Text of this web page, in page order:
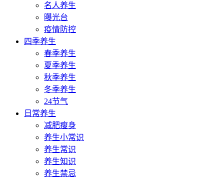
名人养生
曝光台
疫情防控
四季养生
春季养生
夏季养生
秋季养生
冬季养生
24节气
日常养生
减肥瘦身
养生小常识
养生常识
养生知识
养生禁忌